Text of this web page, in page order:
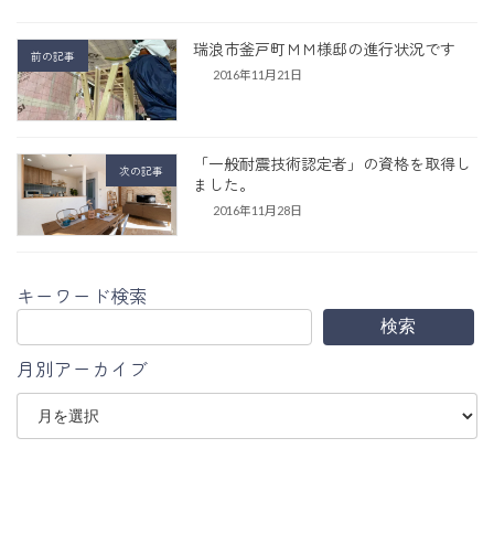
前の記事 瑞浪市釜戸町ＭＭ様邸の進行状況です
2016年11月21日
次の記事
「一般耐震技術認定者」の資格を取得し
ました。
2016年11月28日
キーワード検索
検索
月別アーカイブ
ア
カ